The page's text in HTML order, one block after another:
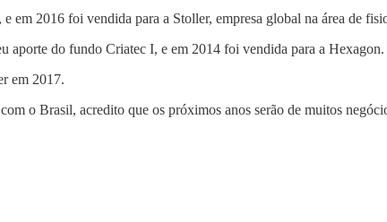
em 2016 foi vendida para a Stoller, empresa global na área de
aporte do fundo Criatec I, e em 2014 foi vendida para a Hexagon.
em 2017.
o Brasil, acredito que os próximos anos serão de muitos